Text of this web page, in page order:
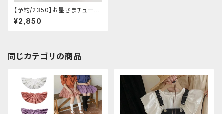
【予約/2350】お星さまチュール
ふわふわ ロングスカート
¥2,850
同じカテゴリの商品